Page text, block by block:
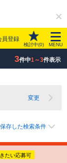
員登録
検討中(0) MENU
3件中1～3件表示
変更
保存した検索条件
たい応募可